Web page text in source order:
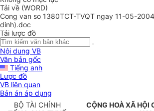
Tải về (WORD)
Cong van so 1380TCT-TVQT ngay 11-05-
dinh).doc
Tải lược đồ
Nội dung VB
Văn bản gốc
Tiếng anh
Lược đồ
VB liên quan
Bản án áp dụng
BỘ TÀI CHÍNH
CỘNG HOÀ XÃ HỘI